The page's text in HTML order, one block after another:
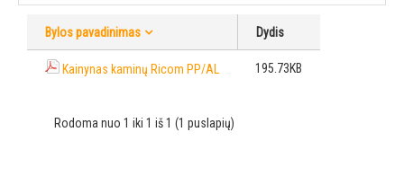
Bylos pavadinimas Dydis
Kainynas kaminų Ricom PP/AL 195.73KB
Rodoma nuo 1 iki 1 iš 1 (1 puslapių)